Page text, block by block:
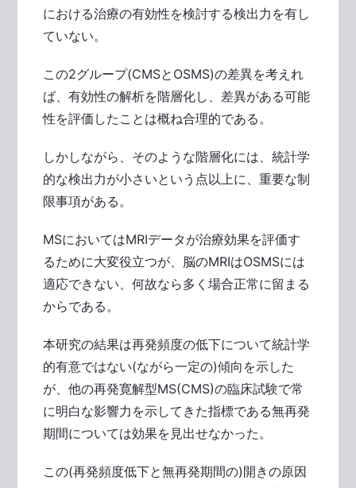
における治療の有効性を検討する検出力を有し
ていない。
この2グループ(CMSとOSMS)の差異を考えれ
ば、有効性の解析を階層化し、差異がある可能
性を評価したことは概ね合理的である。
しかしながら、そのような階層化には、統計学
的な検出力が小さいという点以上に、重要な制
限事項がある。
MSにおいてはMRIデータが治療効果を評価す
るために大変役立つが、脳のMRIはOSMSには
適応できない、何故なら多く場合正常に留まる
からである。
本研究の結果は再発頻度の低下について統計学
的有意ではない(ながら一定の)傾向を示した
が、他の再発寛解型MS(CMS)の臨床試験で常
に明白な影響力を示してきた指標である無再発
期間については効果を見出せなかった。
この(再発頻度低下と無再発期間の)開きの原因